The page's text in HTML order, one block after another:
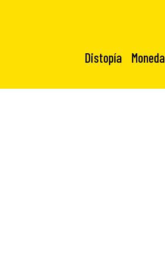
Distopía Moneda